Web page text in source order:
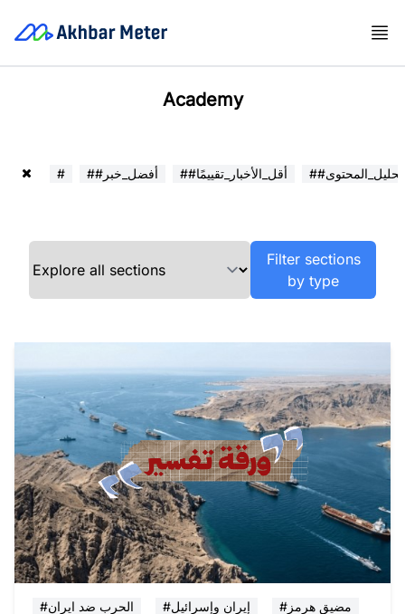
Academy
# ##أفضل_خبر ##أقل_الأخبار_تقييمًا ##تحليل_المحتوى
Filter sections
by type
#الحرب ضد ايران #إيران وإسرائيل #مضيق هرمز